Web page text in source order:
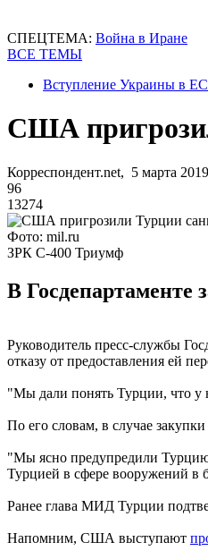
СПЕЦТЕМА: Война в Иране
ВСЕ ТЕМЫ
Вступление Украины в ЕС
США
Корреспондент.net, 5 марта
96
13274
Фото: mil.ru
ЗРК С-400 Триумф
В Госдепартаменте
Руководитель пресс-службы
отказу от предоставления ей
"Мы дали понять Турции, что у
По его словам, в случае
"Мы ясно предупредили
Турцией в сфере вооружений в
Ранее глава МИД Турции
Напомним, США выступают